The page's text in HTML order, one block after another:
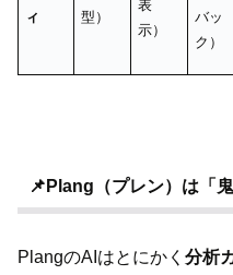
ィ
型）
表
示）
バッ
ク）
📌Plang（プレン）は「
PlangのAIはとにかく 分析